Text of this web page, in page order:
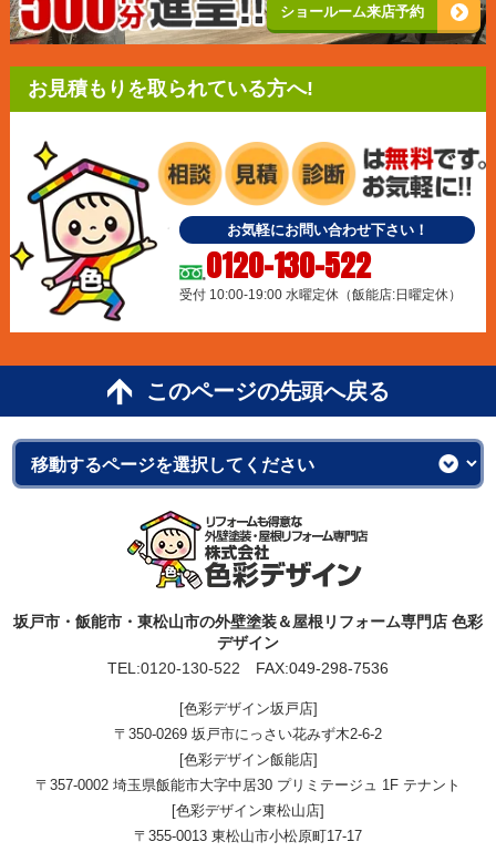
ショールーム来店予約
お見積もりを取られている方へ!
お気軽にお問い合わせ下さい！
0120-130-522
受付 10:00-19:00 水曜定休（飯能店:日曜定休）
このページの先頭へ戻る
坂戸市・飯能市・東松山市の外壁塗装＆屋根リフォーム専門店 色彩
デザイン
TEL:0120-130-522 FAX:049-298-7536
[色彩デザイン坂戸店]
〒350-0269 坂戸市にっさい花みず木2-6-2
[色彩デザイン飯能店]
〒357-0002 埼玉県飯能市大字中居30 プリミテージュ 1F テナント
[色彩デザイン東松山店]
〒355-0013 東松山市小松原町17-17